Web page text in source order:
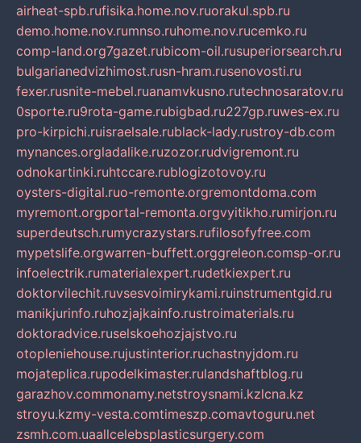
airheat-spb.rufisika.home.nov.ruorakul.spb.ru
demo.home.nov.rumnso.ruhome.nov.rucemko.ru
comp-land.org7gazet.rubicom-oil.rusuperiorsearch.ru
bulgarianedvizhimost.rusn-hram.rusenovosti.ru
fexer.rusnite-mebel.ruanamvkusno.rutechnosaratov.ru
0sporte.ru9rota-game.rubigbad.ru227gp.ruwes-ex.ru
pro-kirpichi.ruisraelsale.rublack-lady.rustroy-db.com
mynances.orgladalike.ruzozor.rudvigremont.ru
odnokartinki.ruhtccare.rublogizotovoy.ru
oysters-digital.ruo-remonte.orgremontdoma.com
myremont.orgportal-remonta.orgvyitikho.rumirjon.ru
superdeutsch.rumycrazystars.rufilosofyfree.com
mypetslife.orgwarren-buffett.orggreleon.comsp-or.ru
infoelectrik.rumaterialexpert.rudetkiexpert.ru
doktorvilechit.ruvsesvoimirykami.ruinstrumentgid.ru
manikjurinfo.ruhozjajkainfo.rustroimaterials.ru
doktoradvice.ruselskoehozjajstvo.ru
otopleniehouse.rujustinterior.ruchastnyjdom.ru
mojateplica.rupodelkimaster.rulandshaftblog.ru
garazhov.commonamy.netstroysnami.kzlcna.kz
stroyu.kzmy-vesta.comtimeszp.comavtoguru.net
zsmh.com.uaallcelebsplasticsurgery.com